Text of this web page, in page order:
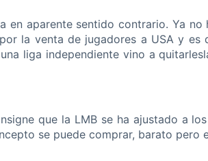
en aparente sentido contrario. Ya
la venta de jugadores a USA y
liga independiente vino a
que la LMB se ha ajustado a
se puede comprar, barato pero